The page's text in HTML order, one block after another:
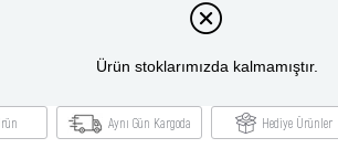
Ürün stoklarımızda kalmamıştır.
Aynı Gün Kargoda Hediye Ürünler